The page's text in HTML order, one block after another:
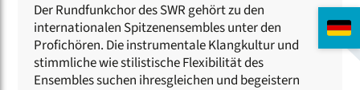
Der Rundfunkchor des SWR gehört zu den
internationalen Spitzenensembles unter den
Profichören. Die instrumentale Klangkultur und
stimmliche wie stilistische Flexibilität des
Ensembles suchen ihresgleichen und begeistern